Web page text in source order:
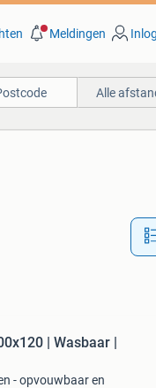
Meldingen
Alle
| Wasbaar |
- opvouwbaar en